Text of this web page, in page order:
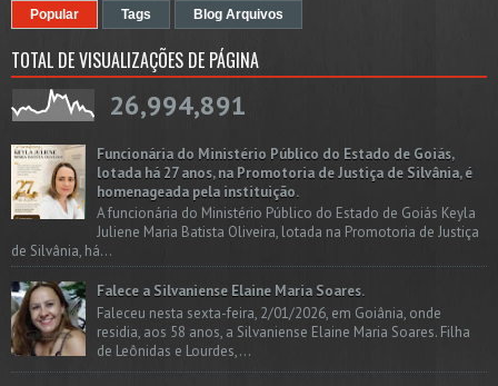
Popular Tags Blog Arquivos
TOTAL DE VISUALIZAÇÕES DE PÁGINA
26,994,891
Funcionária do Ministério Público do Estado de Goiás,
lotada há 27 anos, na Promotoria de Justiça de Silvânia, é
homenageada pela instituição.
A funcionária do Ministério Público do Estado de Goiás Keyla
Juliene Maria Batista Oliveira, lotada na Promotoria de Justiça
de Silvânia, há...
Falece a Silvaniense Elaine Maria Soares.
Faleceu nesta sexta-feira, 2/01/2026, em Goiânia, onde
residia, aos 58 anos, a Silvaniense Elaine Maria Soares. Filha
de Leônidas e Lourdes,...